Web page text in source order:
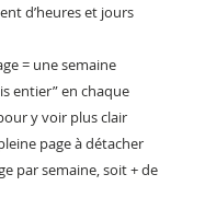
d’heures et jours
= une semaine
entier” en chaque
y voir plus clair
page à détacher
par semaine, soit + de